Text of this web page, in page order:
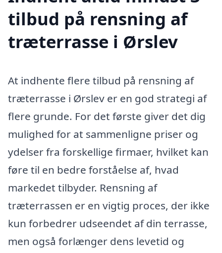
tilbud på rensning af
træterrasse i Ørslev
At indhente flere tilbud på rensning af
træterrasse i Ørslev er en god strategi af
flere grunde. For det første giver det dig
mulighed for at sammenligne priser og
ydelser fra forskellige firmaer, hvilket kan
føre til en bedre forståelse af, hvad
markedet tilbyder. Rensning af
træterrassen er en vigtig proces, der ikke
kun forbedrer udseendet af din terrasse,
men også forlænger dens levetid og